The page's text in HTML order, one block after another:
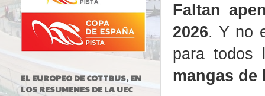
Faltan
2026. Y no
para todos
mangas de
EL EUROPEO DE COTTBUS, EN
LOS RESUMENES DE LA UEC